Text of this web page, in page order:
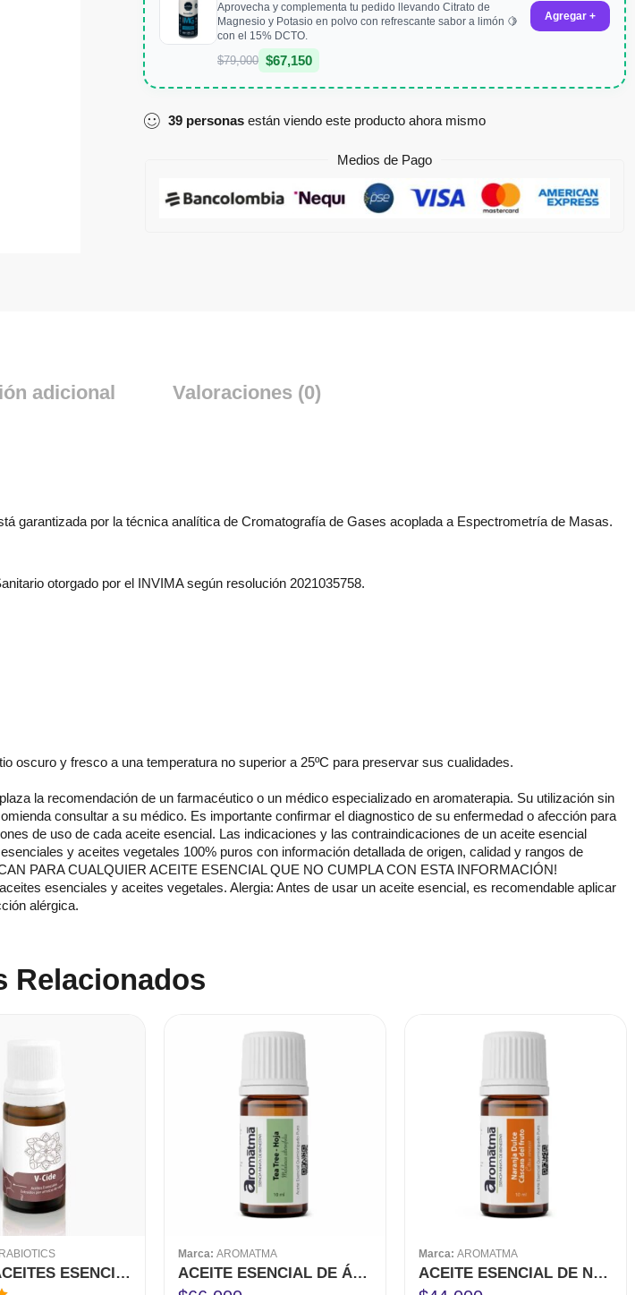
Aprovecha y complementa tu pedido llevando Citrato de
Magnesio y Potasio en polvo con refrescante sabor a limón 🍋
con el 15% DCTO.
$79,000 $67,150
Agregar +
39 personas están viendo este producto ahora mismo
Medios de Pago
adicional Valoraciones (0)
garantizada por la técnica analítica de Cromatografía de Gases acoplada a Espectrometría de Masas.
otorgado por el INVIMA según resolución 2021035758.
oscuro y fresco a una temperatura no superior a 25ºC para preservar sus cualidades.
la recomendación de un farmacéutico o un médico especializado en aromaterapia. Su utilización sin
consultar a su médico. Es importante confirmar el diagnostico de su enfermedad o afección para
de uso de cada aceite esencial. Las indicaciones y las contraindicaciones de un aceite esencial
y aceites vegetales 100% puros con información detallada de origen, calidad y rangos de
PARA CUALQUIER ACEITE ESENCIAL QUE NO CUMPLA CON ESTA INFORMACIÓN!
esenciales y aceites vegetales. Alergia: Antes de usar un aceite esencial, es recomendable aplicar
alérgica.
Relacionados
V-CIDE ACEITES ESENCIALES NUTRABIOTICS
Marca: AROMATMA
ACEITE ESENCIAL DE ÁRBOL DE TE (TEA TREE) 10 ML
Marca: AROMATMA
ACEITE ESENCIAL DE NARANJA DULCE 10 ML